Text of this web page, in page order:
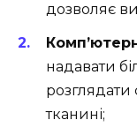
дозволяє
надавати
розглядати
тканині;